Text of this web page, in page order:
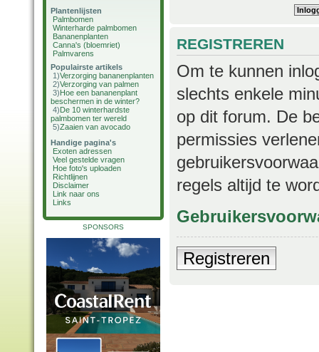
Plantenlijsten
Palmbomen
Winterharde palmbomen
Bananenplanten
Canna's (bloemriet)
Palmvarens
Populairste artikels
1)Verzorging bananenplanten
2)Verzorging van palmen
3)Hoe een bananenplant
beschermen in de winter?
4)De 10 winterhardste
palmbomen ter wereld
5)Zaaien van avocado
Handige pagina's
Exoten adressen
Veel gestelde vragen
Hoe foto's uploaden
Richtlijnen
Disclaimer
Link naar ons
Links
SPONSORS
REGISTREREN
Om te kunnen
slechts enkele
op dit forum. De
permissies
regels altijd te
Registreren